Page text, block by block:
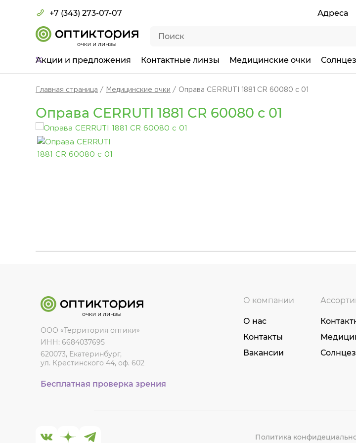
+7 (343) 273-07-07 Адреса
Акции и предложения Контактные линзы Медицинские очки
Главная страница Медицинские очки Оправа CERRUTI 1881 CR 60080 c 01
Оправа CERRUTI 1881 CR 60080 c 01
ООО «Территория оптики»
ИНН: 6684037695
620073, Екатеринбург,
ул. Крестинского 44, оф. 602
Бесплатная проверка зрения
О компании
О нас
Контакты
Вакансии
Политика